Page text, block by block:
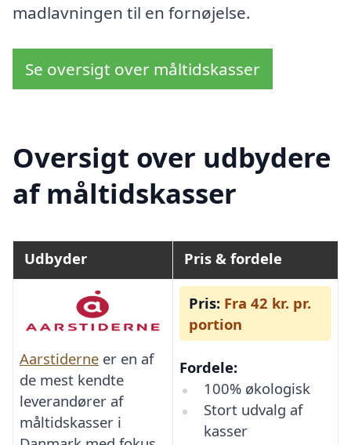
madlavningen til en fornøjelse.
Se oversigt over måltidskasser
Oversigt over udbydere
af måltidskasser
Udbyder Pris & fordele
Aarstiderne er en af
de mest kendte
leverandører af
måltidskasser i
Pris: Fra 42 kr. pr.
portion
Fordele:
100% økologisk
Stort udvalg af
kasser